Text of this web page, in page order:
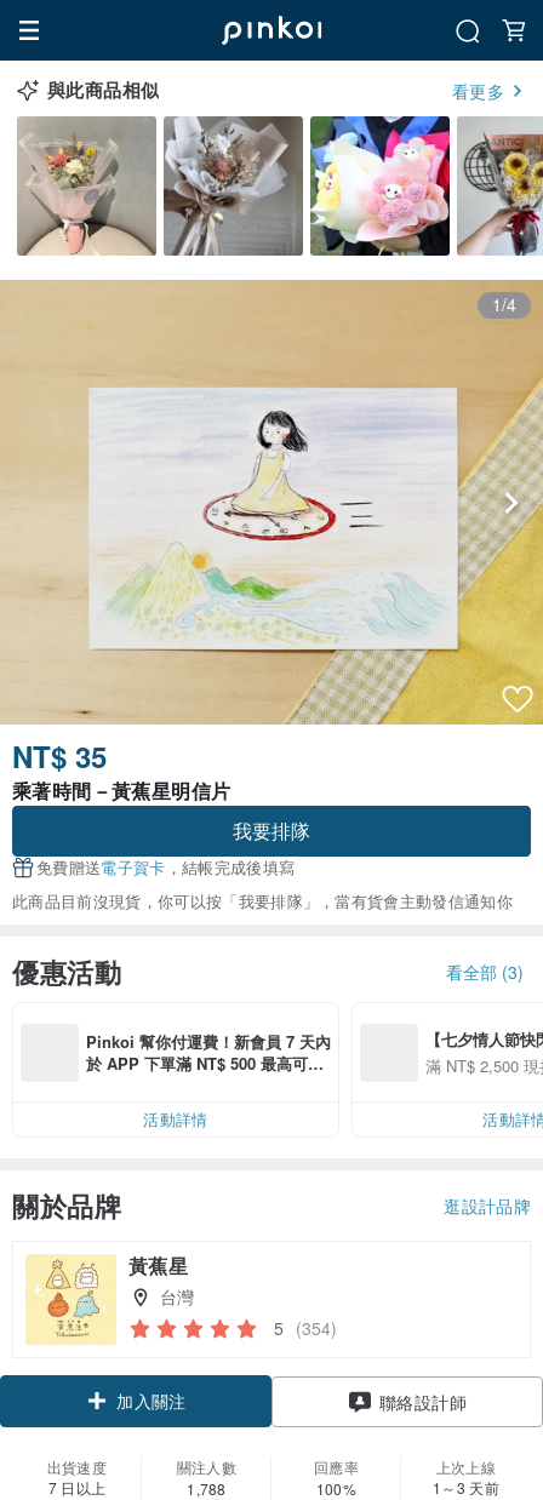
與此商品相似 看更多
1/4
NT$ 35
乘著時間－黃蕉星明信片
我要排隊
免費贈送電子賀卡 ，結帳完成後填寫
此商品目前沒現貨，你可以按「我要排隊」，當有貨會主動發信通知你
優惠活動 看全部 (3)
Pinkoi 幫你付運費！新會員 7 天內
於 APP 下單滿 NT$ 500 最高可折
活動詳情
【七夕情人節
用 APP 購買任
00 現折 NT$100
滿 NT$ 2,500
活動詳
關於品牌 逛設計品牌
黃蕉星
台灣
5 (354)
加入關注 聯絡設計師
出貨速度
7 日以上
關注人數
1,788
回應率
100%
上次上線
1～3 天前